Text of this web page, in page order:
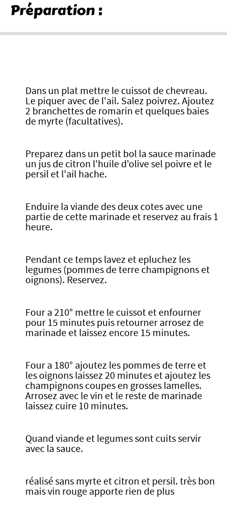
Préparation :
Dans un plat mettre le cuissot de chevreau.
Le piquer avec de l'ail. Salez poivrez. Ajoutez
2 branchettes de romarin et quelques baies
de myrte (facultatives).
Preparez dans un petit bol la sauce marinade
un jus de citron l'huile d'olive sel poivre et le
persil et l'ail hache.
Enduire la viande des deux cotes avec une
partie de cette marinade et reservez au frais 1
heure.
Pendant ce temps lavez et epluchez les
legumes (pommes de terre champignons et
oignons). Reservez.
Four a 210° mettre le cuissot et enfourner
pour 15 minutes puis retourner arrosez de
marinade et laissez encore 15 minutes.
Four a 180° ajoutez les pommes de terre et
les oignons laissez 20 minutes et ajoutez les
champignons coupes en grosses lamelles.
Arrosez avec le vin et le reste de marinade
laissez cuire 10 minutes.
Quand viande et legumes sont cuits servir
avec la sauce.
réalisé sans myrte et citron et persil. très bon
mais vin rouge apporte rien de plus